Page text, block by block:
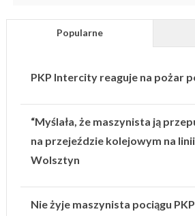
Popularne
PKP Intercity reaguje na pożar
“Myślała, że maszynista ją
na przejeździe kolejowym na
Wolsztyn
Nie żyje maszynista pociągu